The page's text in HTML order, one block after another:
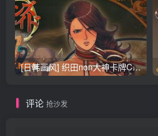
[日韩画风] 织田non大神卡牌CG插画设计画集256P 161M_CG原画资源
评论 抢沙发